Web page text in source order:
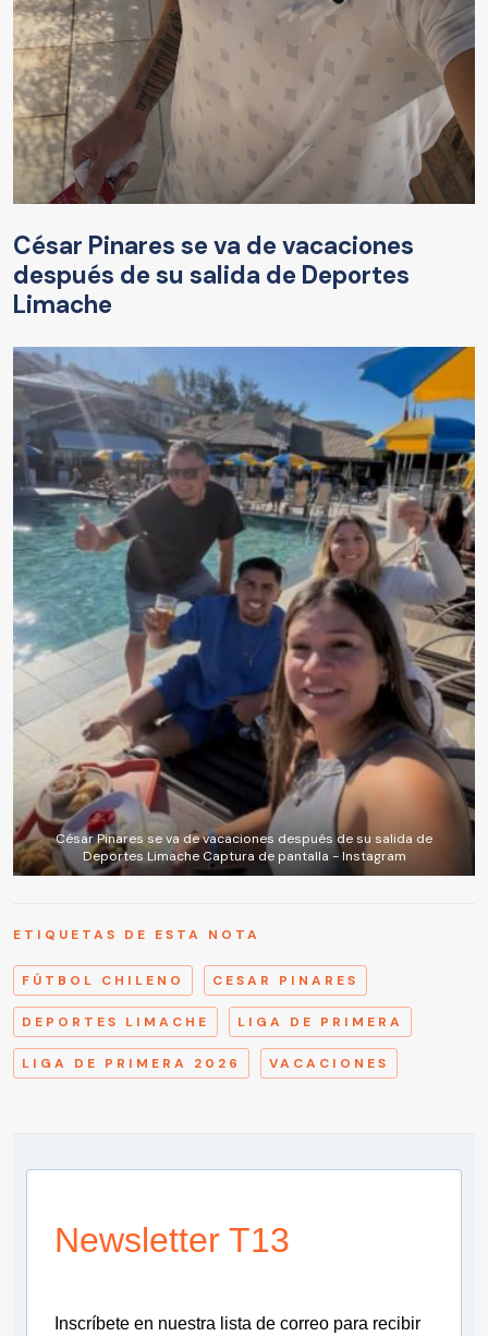
César Pinares se va de vacaciones
después de su salida de Deportes
Limache
César Pinares se va de vacaciones después de su salida de
Deportes Limache Captura de pantalla - Instagram
ETIQUETAS DE ESTA NOTA
FÚTBOL CHILENO CESAR PINARES
DEPORTES LIMACHE LIGA DE PRIMERA
LIGA DE PRIMERA 2026 VACACIONES
Newsletter T13
Inscríbete en nuestra lista de correo para recibir